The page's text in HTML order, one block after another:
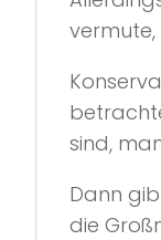
sind,
Dann
die